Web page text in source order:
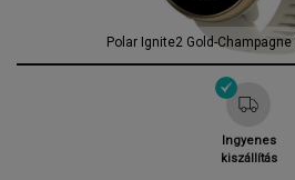
Polar Ignite2 Gold-
Ingyenes
kiszállítás